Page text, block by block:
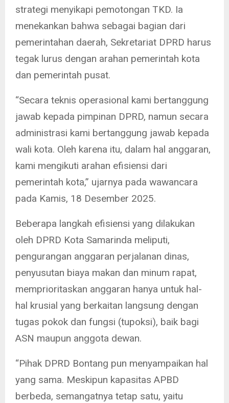
strategi menyikapi pemotongan TKD. Ia
menekankan bahwa sebagai bagian dari
pemerintahan daerah, Sekretariat DPRD harus
tegak lurus dengan arahan pemerintah kota
dan pemerintah pusat.
“Secara teknis operasional kami bertanggung
jawab kepada pimpinan DPRD, namun secara
administrasi kami bertanggung jawab kepada
wali kota. Oleh karena itu, dalam hal anggaran,
kami mengikuti arahan efisiensi dari
pemerintah kota,” ujarnya pada wawancara
pada Kamis, 18 Desember 2025.
Beberapa langkah efisiensi yang dilakukan
oleh DPRD Kota Samarinda meliputi,
pengurangan anggaran perjalanan dinas,
penyusutan biaya makan dan minum rapat,
memprioritaskan anggaran hanya untuk hal-
hal krusial yang berkaitan langsung dengan
tugas pokok dan fungsi (tupoksi), baik bagi
ASN maupun anggota dewan.
“Pihak DPRD Bontang pun menyampaikan hal
yang sama. Meskipun kapasitas APBD
berbeda, semangatnya tetap satu, yaitu